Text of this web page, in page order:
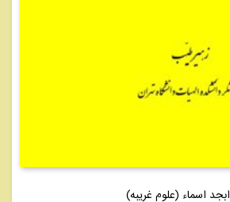
ابجد اسماء (علوم غریبه)